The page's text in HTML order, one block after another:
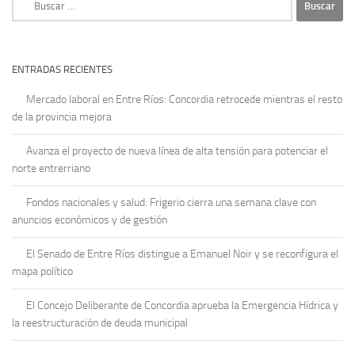
ENTRADAS RECIENTES
Mercado laboral en Entre Ríos: Concordia retrocede mientras el resto
de la provincia mejora
Avanza el proyecto de nueva línea de alta tensión para potenciar el
norte entrerriano
Fondos nacionales y salud: Frigerio cierra una semana clave con
anuncios económicos y de gestión
El Senado de Entre Ríos distingue a Emanuel Noir y se reconfigura el
mapa político
El Concejo Deliberante de Concordia aprueba la Emergencia Hídrica y
la reestructuración de deuda municipal